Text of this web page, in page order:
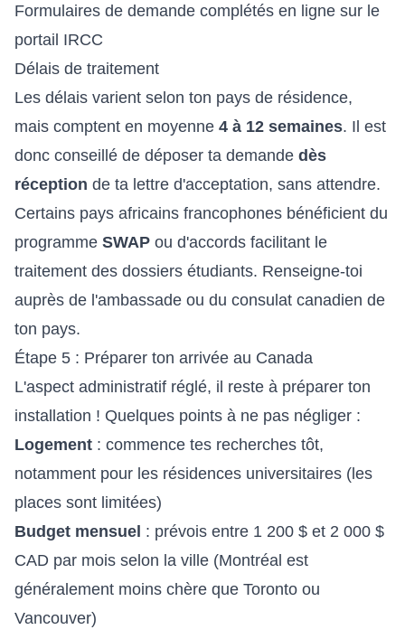
Formulaires de demande complétés en ligne sur le
portail IRCC
Délais de traitement
Les délais varient selon ton pays de résidence,
mais comptent en moyenne 4 à 12 semaines. Il est
donc conseillé de déposer ta demande dès
réception de ta lettre d'acceptation, sans attendre.
Certains pays africains francophones bénéficient du
programme SWAP ou d'accords facilitant le
traitement des dossiers étudiants. Renseigne-toi
auprès de l'ambassade ou du consulat canadien de
ton pays.
Étape 5 : Préparer ton arrivée au Canada
L'aspect administratif réglé, il reste à préparer ton
installation ! Quelques points à ne pas négliger :
Logement : commence tes recherches tôt,
notamment pour les résidences universitaires (les
places sont limitées)
Budget mensuel : prévois entre 1 200 $ et 2 000 $
CAD par mois selon la ville (Montréal est
généralement moins chère que Toronto ou
Vancouver)